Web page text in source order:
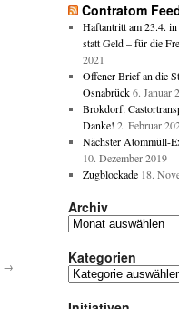
→
Contratom
Haftantritt am 23.4.
statt Geld – für die
2021
Offener Brief an die
Osnabrück 6. Januar
Brokdorf:
Danke! 2. Februar
Nächster Atommüll-
10. Dezember 2019
Zugblockade 18.
Archiv
Archiv
Kategorien
Kategorien